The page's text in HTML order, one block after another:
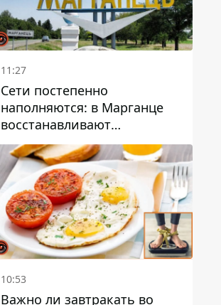
11:27
Сети постепенно
наполняются: в Марганце
восстанавливают
водоснабжение
10:53
Важно ли завтракать во